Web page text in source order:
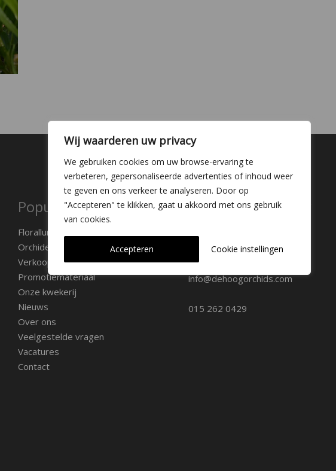
Wij waarderen uw privacy
We gebruiken cookies om uw browse-ervaring te
verbeteren, gepersonaliseerde advertenties of inhoud weer
te geven en ons verkeer te analyseren. Door op
"Accepteren" te klikken, gaat u akkoord met ons gebruik
van cookies.
Cookie instellingen
Accepteren
Populaire pagina's
Florallure
Orchidee soorten
Verkooppunten
Promotiemateriaal
Onze kwekerij
Nieuws
Over ons
Veelgestelde vragen
Vacatures
Contact
Kwekerij Delfgauw
Vrederustlaan 10
2645 AW Delfgauw
info@dehoogorchids.com
015 262 0429